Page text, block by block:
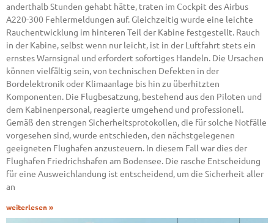
anderthalb Stunden gehabt hätte, traten im Cockpit des Airbus
A220-300 Fehlermeldungen auf. Gleichzeitig wurde eine leichte
Rauchentwicklung im hinteren Teil der Kabine festgestellt. Rauch
in der Kabine, selbst wenn nur leicht, ist in der Luftfahrt stets ein
ernstes Warnsignal und erfordert sofortiges Handeln. Die Ursachen
können vielfältig sein, von technischen Defekten in der
Bordelektronik oder Klimaanlage bis hin zu überhitzten
Komponenten. Die Flugbesatzung, bestehend aus den Piloten und
dem Kabinenpersonal, reagierte umgehend und professionell.
Gemäß den strengen Sicherheitsprotokollen, die für solche Notfälle
vorgesehen sind, wurde entschieden, den nächstgelegenen
geeigneten Flughafen anzusteuern. In diesem Fall war dies der
Flughafen Friedrichshafen am Bodensee. Die rasche Entscheidung
für eine Ausweichlandung ist entscheidend, um die Sicherheit aller
an
weiterlesen »